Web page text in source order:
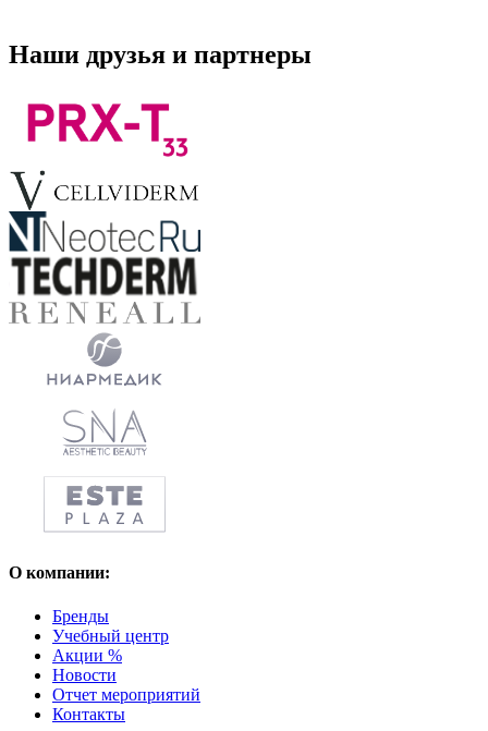
Наши друзья и партнеры
О компании:
Бренды
Учебный центр
Акции %
Новости
Отчет мероприятий
Контакты